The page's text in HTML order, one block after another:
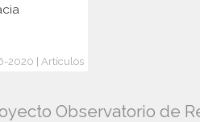
2020 | Artículos
Observatorio de